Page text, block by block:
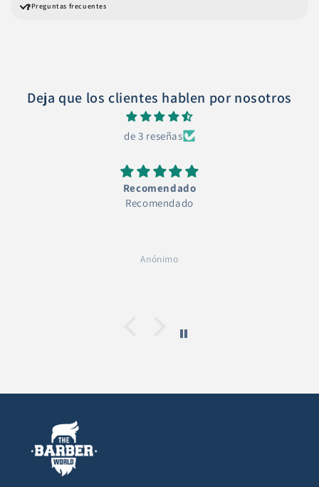
❓Preguntas frecuentes
Deja que los clientes hablen por nosotros
de 3 reseñas
Recomendado
Recomendado
Anónimo